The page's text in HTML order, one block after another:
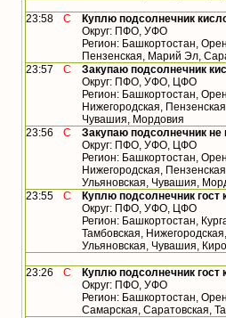
23:58 С
Куплю подсолнечник
Округ: ПФО, УФО
Регион: Башкортостан,
Пензенская, Марий Эл,
23:57
С
Закупаю подсолнечник
Округ: ПФО, УФО, ЦФО
Регион: Башкортостан,
Нижегородская,
Чувашия, Мордовия
23:56
С
Закупаю подсолнечник
Округ: ПФО, УФО, ЦФО
Регион: Башкортостан,
Нижегородская,
Ульяновская, Чувашия,
23:55
С
Куплю подсолнечник гост
Округ: ПФО, УФО, ЦФО
Регион: Башкортостан,
Тамбовская,
Ульяновская, Чувашия,
23:26 С
Куплю подсолнечник
Округ: ПФО, УФО
Регион: Башкортостан,
Самарская, Саратовская,